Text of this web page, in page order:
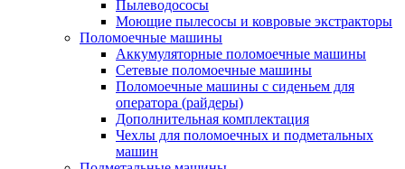
Пылеводососы
Моющие пылесосы и ковровые экстракторы
Поломоечные машины
Аккумуляторные поломоечные машины
Сетевые поломоечные машины
Поломоечные машины с сиденьем для
оператора (райдеры)
Дополнительная комплектация
Чехлы для поломоечных и подметальных
машин